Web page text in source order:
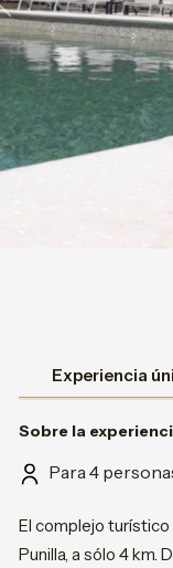
Previous
Experiencia
Sobre la
Para 4
El complejo turístico
Punilla, a sólo 4 km.